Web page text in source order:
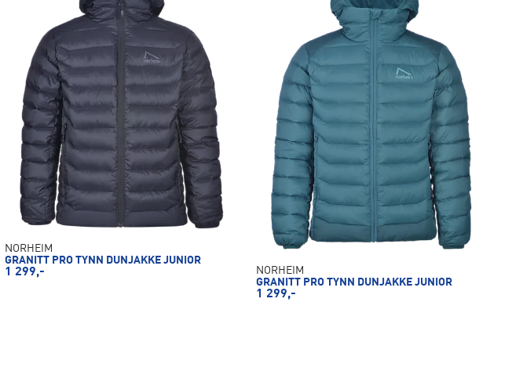
NORHEIM
GRANITT PRO TYNN DUNJAKKE JUNIOR
1 299,-
NORHEIM
GRANITT PRO TYNN DUNJAKKE JUNIOR
1 299,-